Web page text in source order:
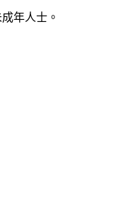
年人士。